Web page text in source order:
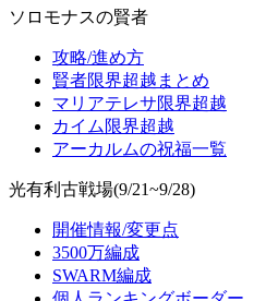
ソロモナスの賢者
攻略/進め方
賢者限界超越まとめ
マリアテレサ限界超越
カイム限界超越
アーカルムの祝福一覧
光有利古戦場(9/21~9/28)
開催情報/変更点
3500万編成
SWARM編成